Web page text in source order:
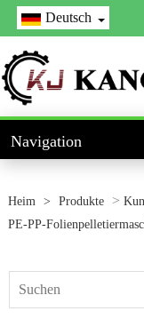
Deutsch
Navigation
Heim > Produkte >
PE-PP-